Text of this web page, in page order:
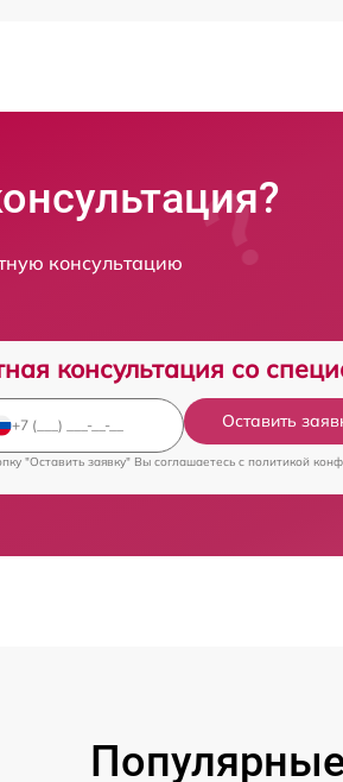
консультацию
консультация со
Оставить
"Оставить заявку" Вы соглашаетесь c политикой